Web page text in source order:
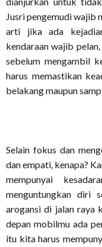
Jusri pengemudi wajib
arti jika ada
kendaraan wajib
sebelum mengambil
harus memastikan
belakang maupun
Selain fokus dan
dan empati, kenapa?
mempunyai
menguntungkan diri
arogansi di jalan raya
depan mobilmu ada
itu kita harus